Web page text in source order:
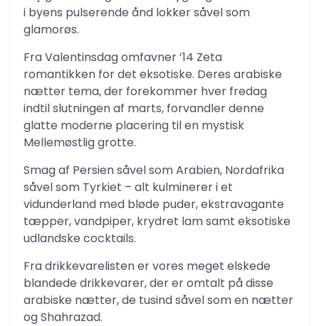
i byens pulserende ånd lokker såvel som
glamorøs.
Fra Valentinsdag omfavner ’14 Zeta
romantikken for det eksotiske. Deres arabiske
nætter tema, der forekommer hver fredag ​​
indtil slutningen af ​​marts, forvandler denne
glatte moderne placering til en mystisk
Mellemøstlig grotte.
Smag af Persien såvel som Arabien, Nordafrika
såvel som Tyrkiet – alt kulminerer i et
vidunderland med bløde puder, ekstravagante
tæpper, vandpiper, krydret lam samt eksotiske
udlandske cocktails.
Fra drikkevarelisten er vores meget elskede
blandede drikkevarer, der er omtalt på disse
arabiske nætter, de tusind såvel som en nætter
og Shahrazad.